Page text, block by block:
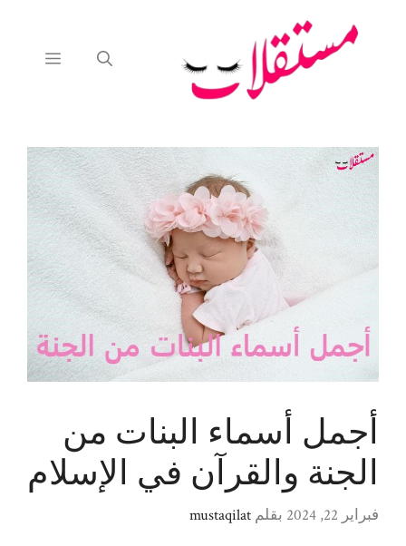
القائمة
أجمل أسماء البنات من
الجنة والقرآن في الإسلام
فبراير 22, 2024 بقلم mustaqilat